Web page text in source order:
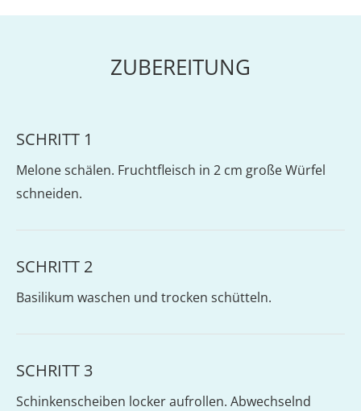
ZUBEREITUNG
SCHRITT 1
Melone schälen. Fruchtfleisch in 2 cm große Würfel
schneiden.
SCHRITT 2
Basilikum waschen und trocken schütteln.
SCHRITT 3
Schinkenscheiben locker aufrollen. Abwechselnd